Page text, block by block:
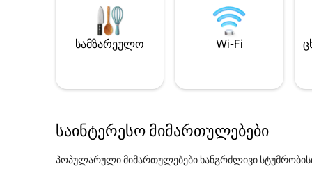
სამზარეულო Wi-Fi
საინტერესო მიმართულებები
პოპულარული მიმართულებები ხანგრძლივი